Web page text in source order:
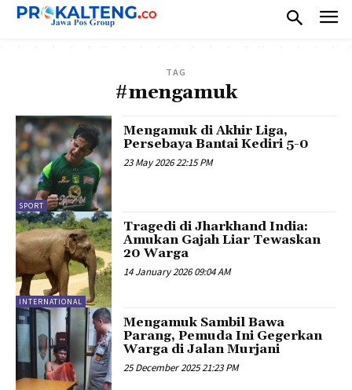
TAG
#mengamuk
SPORT
Mengamuk di Akhir Liga,
Persebaya Bantai Kediri 5-0
23 May 2026 22:15 PM
INTERNATIONAL
Tragedi di Jharkhand India:
Amukan Gajah Liar Tewaskan
20 Warga
14 January 2026 09:04 AM
Mengamuk Sambil Bawa
Parang, Pemuda Ini Gegerkan
Warga di Jalan Murjani
25 December 2025 21:23 PM